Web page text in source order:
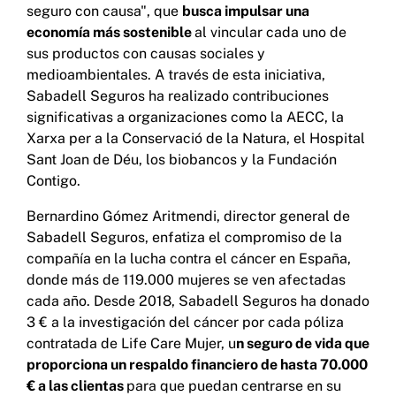
seguro con causa", que busca impulsar una
economía más sostenibleal vincular cada uno de
sus productos con causas sociales y
medioambientales. A través de esta iniciativa,
Sabadell Seguros ha realizado contribuciones
significativas a organizaciones como la AECC, la
Xarxa per a la Conservació de la Natura, el Hospital
Sant Joan de Déu, los biobancos y la Fundación
Contigo.
Bernardino Gómez Aritmendi, director general de
Sabadell Seguros, enfatiza el compromiso de la
compañía en la lucha contra el cáncer en España,
donde más de 119.000 mujeres se ven afectadas
cada año. Desde 2018, Sabadell Seguros ha donado
3 € a la investigación del cáncer por cada póliza
contratada de Life Care Mujer, un seguro de vida que
proporciona un respaldo financiero de hasta 70.000
€ a las clientas para que puedan centrarse en su